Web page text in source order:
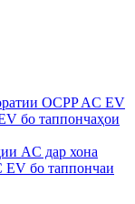
OCPP AC EV
бо таппончаҳои
AC дар хона
бо таппончаи